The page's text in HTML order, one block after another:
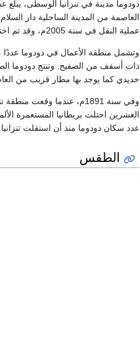
العاصمة من المدينة الساحلية دار
عملية النقل في سنة 2005م، وقد تم اختيار دودوما عاصمةً جديدة بسبب موقعها على وجه الخصوص.
وتشمل منطقة الأعمال في دودوما عددًا
ذات أسقف من الصفيح. وتنتج دودوما
حديدي كما يوجد بها مطار قريب من
وفي سنة 1891م، عندما
العشرين احتلت بريطانيا المستعمرة
عدد سكان دودوما منذ أن استقلت تنزانيا في
الطقس